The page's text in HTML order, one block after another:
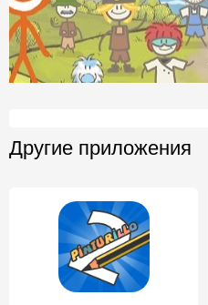
Другие приложения